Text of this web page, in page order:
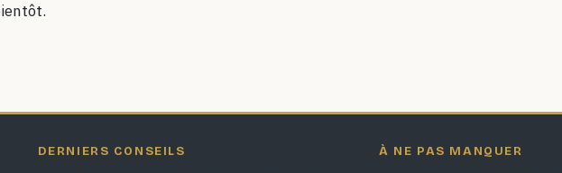
DERNIERS CONSEILS À NE PAS MANQUER